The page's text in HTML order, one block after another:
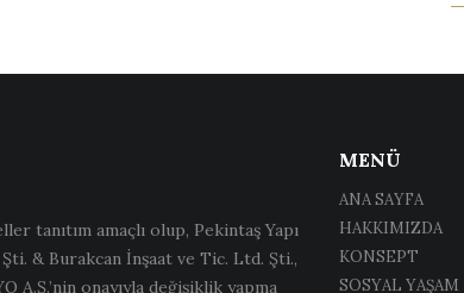
tanıtım amaçlı olup, Pekintaş Yapı
& Burakcan İnşaat ve Tic. Ltd. Şti.,
A.Ş.’nin onayıyla değişiklik yapma
MENÜ
ANA SAYFA
HAKKIMIZDA
KONSEPT
SOSYAL YAŞAM